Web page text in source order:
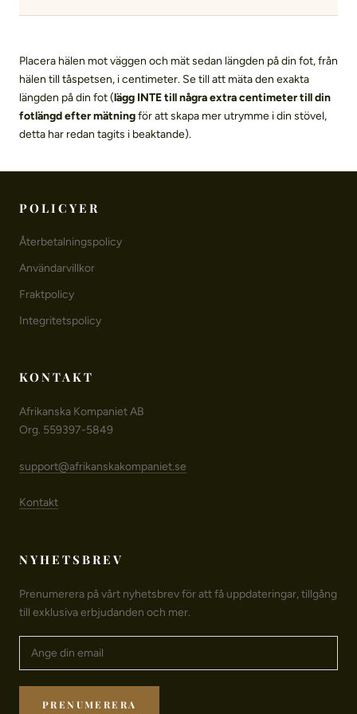
Placera hälen mot väggen och mät sedan längden på din fot, från
hälen till tåspetsen, i centimeter. Se till att mäta den exakta
längden på din fot (lägg INTE till några extra centimeter till din
fotlängd efter mätningför att skapa mer utrymme i din stövel,
detta har redan tagits i beaktande).
POLICYER
Återbetalningspolicy
Användarvillkor
Fraktpolicy
Integritetspolicy
KONTAKT
Afrikanska Kompaniet AB
Org. 559397-5849
support@afrikanskakompaniet.se
Kontakt
NYHETSBREV
Prenumerera på vårt nyhetsbrev för att få uppdateringar, tillgång
till exklusiva erbjudanden och mer.
PRENUMERERA